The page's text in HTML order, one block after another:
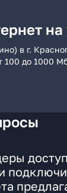
в г.
100 до 1000